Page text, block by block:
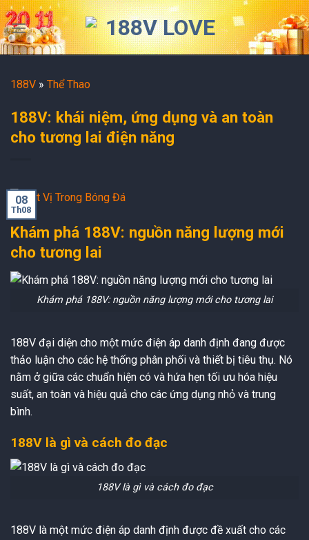
Skip
to
content
188V » Thể Thao
188V: khái niệm, ứng dụng và an toàn
cho tương lai điện năng
08
Th08
Khám phá 188V: nguồn năng lượng mới
cho tương lai
Khám phá 188V: nguồn năng lượng mới cho tương lai
188V đại diện cho một mức điện áp danh định đang được
thảo luận cho các hệ thống phân phối và thiết bị tiêu thụ. Nó
nằm ở giữa các chuẩn hiện có và hứa hẹn tối ưu hóa hiệu
suất, an toàn và hiệu quả cho các ứng dụng nhỏ và trung
bình.
188V là gì và cách đo đạc
188V là gì và cách đo đạc
188V là một mức điện áp danh định được đề xuất cho các